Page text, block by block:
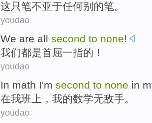
这只笔不亚于任何别的笔。
youdao
We are all second to none!
我们都是首屈一指的！
youdao
In math I'm second to none in
在我班上 ， 我的数学无敌手。
youdao